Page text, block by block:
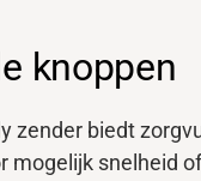
knoppen
zender biedt
mogelijk snelheid